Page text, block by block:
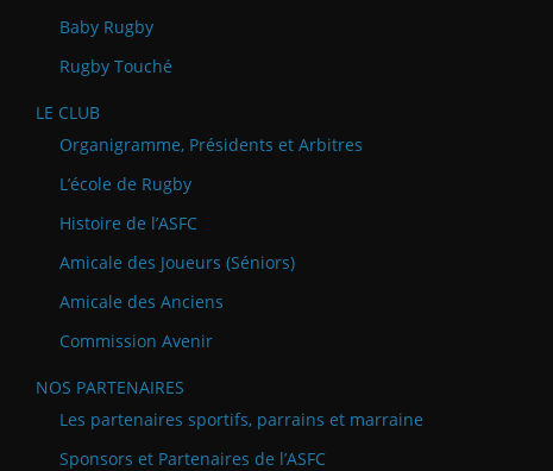
Baby Rugby
Rugby Touché
LE CLUB
Organigramme, Présidents et Arbitres
L’école de Rugby
Histoire de l’ASFC
Amicale des Joueurs (Séniors)
Amicale des Anciens
Commission Avenir
NOS PARTENAIRES
Les partenaires sportifs, parrains et marraine
Sponsors et Partenaires de l’ASFC